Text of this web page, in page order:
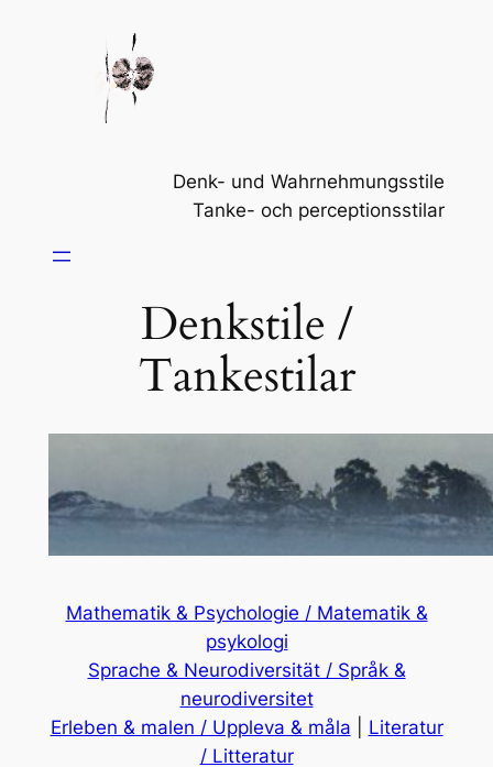
Denk- und Wahrnehmungsstile
Tanke- och perceptionsstilar
Denkstile /
Tankestilar
Mathematik & Psychologie / Matematik &
psykologi
Sprache & Neurodiversität / Språk &
neurodiversitet
Erleben & malen / Uppleva & måla
Literatur
/ Litteratur